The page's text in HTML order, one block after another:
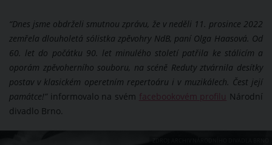
“Dnes jsme obdrželi smutnou zprávu, že v neděli 11. prosince 2022
zemřela dlouholetá sólistka zpěvohry NdB, paní Olga Haasová. Od
60. let do počátku 90. let minulého století patřila ke stálicím a
oporám zpěvoherního souboru, na scéně Reduty ztvárnila desítky
postav v klasickém operetním repertoáru i v muzikálech. Čest její
památce!” informovalo na svém facebookovém profilu Národní
divadlo Brno.